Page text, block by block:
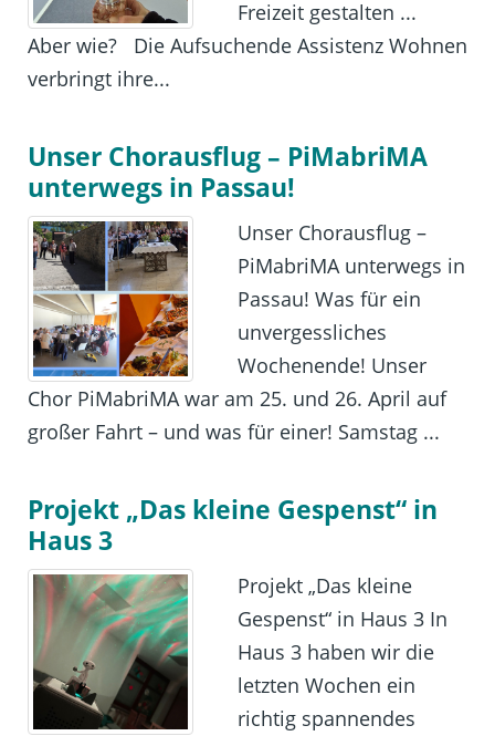
Freizeit gestalten ...
Aber wie? Die Aufsuchende Assistenz Wohnen
verbringt ihre...
Unser Chorausflug – PiMabriMA
unterwegs in Passau!
Unser Chorausflug –
PiMabriMA unterwegs in
Passau! Was für ein
unvergessliches
Wochenende! Unser
Chor PiMabriMA war am 25. und 26. April auf
großer Fahrt – und was für einer! Samstag ...
Projekt „Das kleine Gespenst“ in
Haus 3
Projekt „Das kleine
Gespenst“ in Haus 3 In
Haus 3 haben wir die
letzten Wochen ein
richtig spannendes